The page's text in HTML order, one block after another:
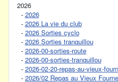
2026
- 2026
- 2026 La vie du club
- 2026 Sorties cyclo
- 2026 Sorties tranquillou
- 2026-00-sorties-route
- 2026-00-sorties-tranquillou
- 2026-02-20-repas-au-vieux-
- 2026/02 Repas au Vieux